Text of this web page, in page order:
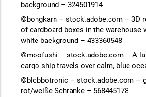
background – 324501914
©bongkarn – stock.adobe.com – 3D
of cardboard boxes in the warehouse
white background – 433360548
©moofushi – stock.adobe.com – A
cargo ship travels over calm, blue
©blobbotronic – stock.adobe.com –
rot/weiße Schranke – 568445178